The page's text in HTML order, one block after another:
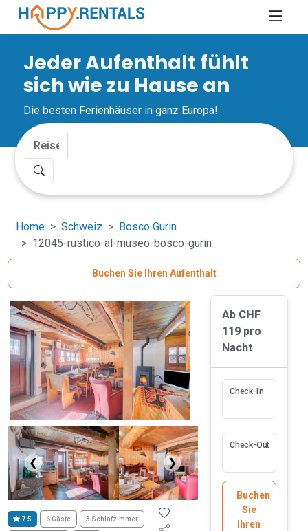
Jeder Aufenthalt fühlt
sich wie zu Hause an
Die besten Ferienhäuser in ganz Europa!
Home Schweiz
Bosco Gurin
12045-rustico-al-museo-bosco-gurin
Buchen Sie Ihren Aufenthalt
❮ ❯
7.5 6 Gäste 3 Schlafzimmer
Ab CHF
119 pro
Nacht
Check-In
Check-Out
Buchen
Sie
Ihren